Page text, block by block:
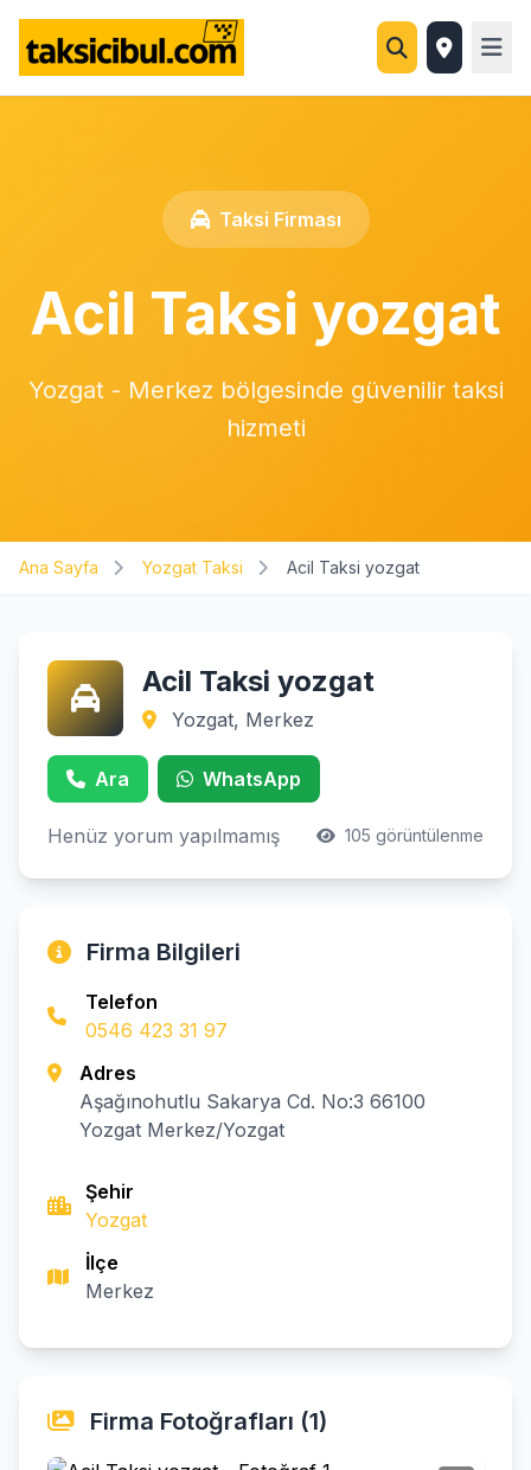
Taksi Firması
Acil Taksi yozgat
Yozgat - Merkez bölgesinde güvenilir taksi
hizmeti
Ana Sayfa Yozgat Taksi Acil Taksi yozgat
Acil Taksi yozgat
Yozgat, Merkez
Ara WhatsApp
Henüz yorum yapılmamış 105 görüntülenme
Firma Bilgileri
Telefon
0546 423 31 97
Adres
Aşağınohutlu Sakarya Cd. No:3 66100
Yozgat Merkez/Yozgat
Şehir
Yozgat
İlçe
Merkez
Firma Fotoğrafları (1)